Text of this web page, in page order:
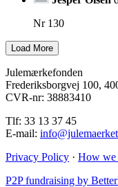
Nr 130
Julemærkefonden
Frederiksborgvej 100,
CVR-nr: 38883410
Tlf: 33 13 37 45
E-mail:
Privacy Policy · How we
P2P fundraising by